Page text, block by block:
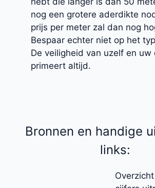
nog een grotere aderdikte
prijs per meter zal dan nog
Bespaar echter niet op het
De veiligheid van uzelf en uw
primeert altijd.
Bronnen en handige
links: